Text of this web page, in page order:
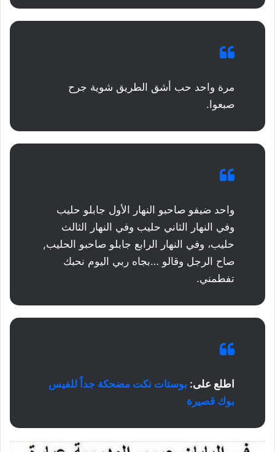
مرة واحد حب أشق الطريق شوية جرح
صبعوا.
‫واحد ضيفو صاحبو النهار الأول جابلو حليب
وفي النهار الثاني حليب وفي النهار الثالث
حليب، وفي النهار الرابع جابلو صاحبو الحليب,
صاح الرجل وقالو …بجاه ربي اليوم نحبك
تفطمني.
اطلع على: بوستات نكت مضحكة جداً للفيس
بوك قصيرة